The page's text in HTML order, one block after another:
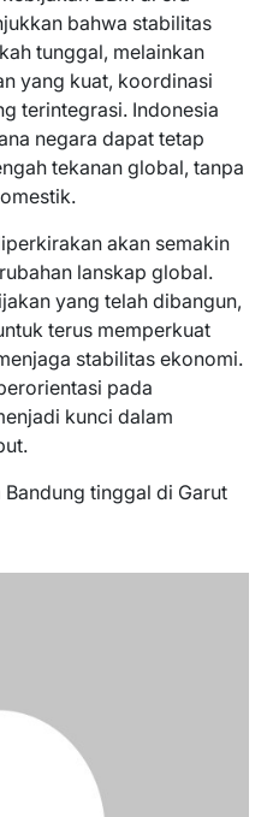
bahwa stabilitas
tunggal, melainkan
yang kuat, koordinasi
terintegrasi. Indonesia
negara dapat tetap
tekanan global, tanpa
akan semakin
lanskap global.
yang telah dibangun,
terus memperkuat
stabilitas ekonomi.
pada
kunci dalam
tinggal di Garut